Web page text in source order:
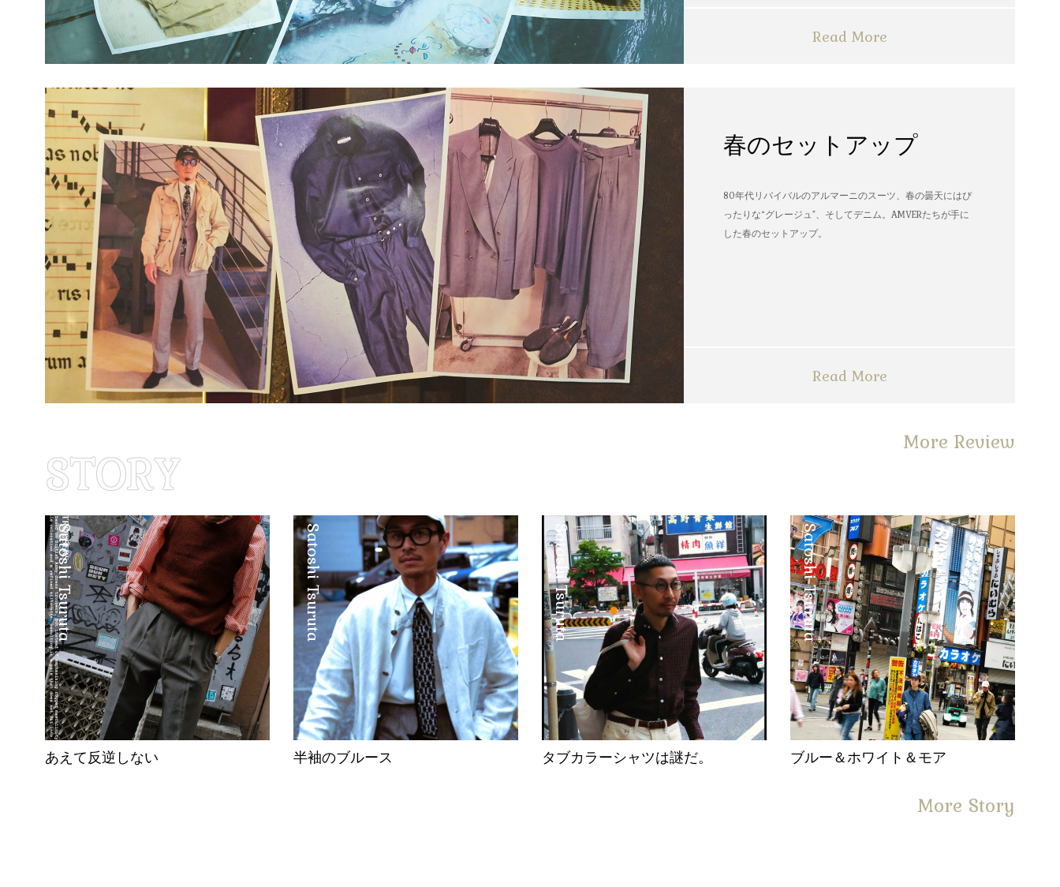
Read More
春のセットアップ
80年代リバイバルのアルマーニのスーツ、春の曇天にはぴ
ったりな“グレージュ”、そしてデニム。AMVERたちが手に
した春のセットアップ。
Read More
More Review
Satoshi Tsuruta
あえて反逆しない
Satoshi Tsuruta
半袖のブルース
Satoshi Tsuruta
タブカラーシャツは謎だ。
Satoshi Tsuruta
ブルー＆ホワイト＆モア
More Story